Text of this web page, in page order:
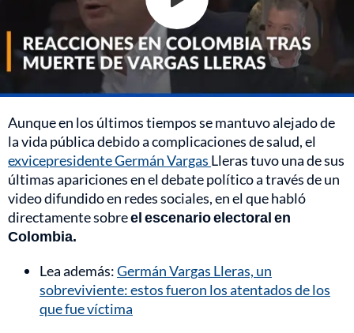
Aunque en los últimos tiempos se mantuvo alejado de
la vida pública debido a complicaciones de salud, el
exvicepresidente Germán Vargas Lleras tuvo una de sus
últimas apariciones en el debate político a través de un
video difundido en redes sociales, en el que habló
directamente sobreel escenario electoral en
Colombia.
Lea además:Germán Vargas Lleras, un
sobreviviente: estos fueron los atentados de los
que fue víctima